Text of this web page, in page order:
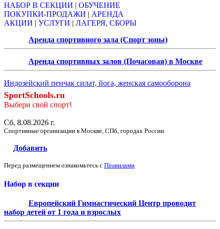
НАБОР В СЕКЦИИ | ОБУЧЕНИЕ
ПОКУПКИ-ПРОДАЖИ | АРЕНДА
АКЦИИ | УСЛУГИ | ЛАГЕРЯ, СБОРЫ
Аренда спортивного зала (Спорт зоны)
Аренда спортивных залов (Почасовая) в Москве
Индозейский пенчак силат, йога, женская самооборона
SportSchools.ru
Выбери свой спорт!
Сб, 8.08.2026 г.
Спортивные организации в Москве, СПб, городах России.
Добавить
Перед размещением ознакомьтесь с Правилами
Набор в секции
Европейский Гимнастический Центр проводит
набор детей от 1 года и взрослых